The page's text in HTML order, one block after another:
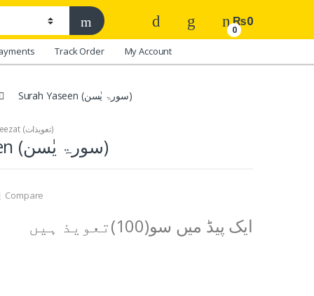
0
₨0
Track Order My Account
Surah Yaseen (سورۃ یٰسن)
Taweezat (تعویذات)
Surah Yaseen (سورۃ یٰسن)
Compare
ایک پیڈ میں سو(100)تعویذ ہیں